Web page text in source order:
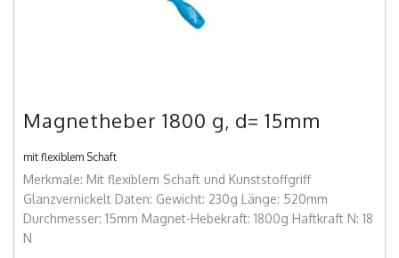
Magnetheber 1800 g, d= 15mm
mit flexiblem Schaft
Merkmale: Mit flexiblem Schaft und Kunststoffgriff
Glanzvernickelt Daten: Gewicht: 230g Länge: 520mm
Durchmesser: 15mm Magnet-Hebekraft: 1800g Haftkraft N: 18
N